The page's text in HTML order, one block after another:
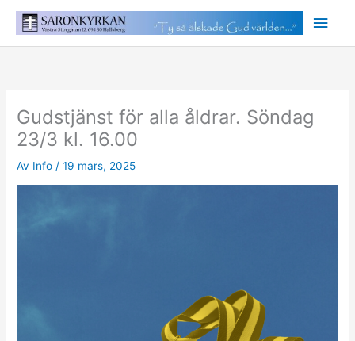
Gudstjänst för alla åldrar. Söndag
23/3 kl. 16.00
Av Info/19 mars, 2025